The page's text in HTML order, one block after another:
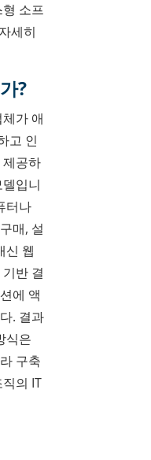
소프
세히
?
가 애
고 인
공하
입니
터나
매, 설
신 웹
반 결
에 액
. 결과
식은
구축
의 IT